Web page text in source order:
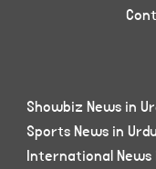
Showbiz News in
Sports News in Urdu
International News